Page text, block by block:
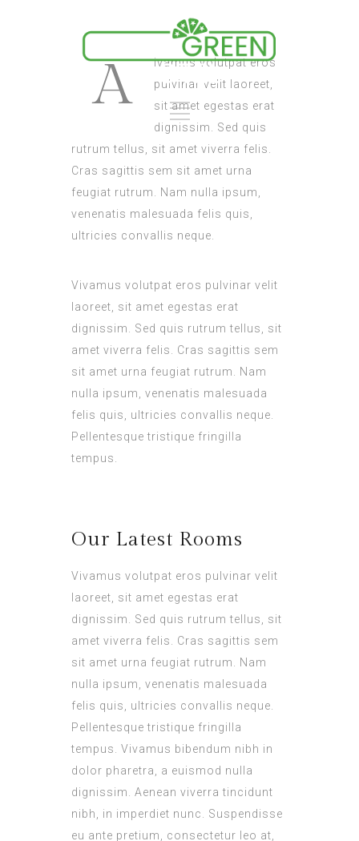
A
ivamus volutpat eros
pulvinar velit laoreet,
sit amet egestas erat
dignissim. Sed quis
rutrum tellus, sit amet viverra felis.
Cras sagittis sem sit amet urna
feugiat rutrum. Nam nulla ipsum,
venenatis malesuada felis quis,
ultricies convallis neque.
Vivamus volutpat eros pulvinar velit
laoreet, sit amet egestas erat
dignissim. Sed quis rutrum tellus, sit
amet viverra felis. Cras sagittis sem
sit amet urna feugiat rutrum. Nam
nulla ipsum, venenatis malesuada
felis quis, ultricies convallis neque.
Pellentesque tristique fringilla
tempus.
Our Latest Rooms
Vivamus volutpat eros pulvinar velit
laoreet, sit amet egestas erat
dignissim. Sed quis rutrum tellus, sit
amet viverra felis. Cras sagittis sem
sit amet urna feugiat rutrum. Nam
nulla ipsum, venenatis malesuada
felis quis, ultricies convallis neque.
Pellentesque tristique fringilla
tempus. Vivamus bibendum nibh in
dolor pharetra, a euismod nulla
dignissim. Aenean viverra tincidunt
nibh, in imperdiet nunc. Suspendisse
eu ante pretium, consectetur leo at,